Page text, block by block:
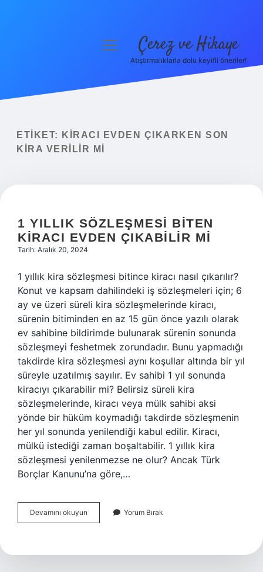
Yasal Uyarı
menüyü Çerez ve Hikaye
Atıştırmalıklarla dolu keyifli öneriler!
ETIKET:
KIRACI EVDEN ÇIKARKEN SON
KIRA VERILIR MI
1 YILLIK SÖZLEŞMESI BITEN
KIRACI EVDEN ÇIKABILIR MI
Tarih: Aralık 20, 2024
1 yıllık kira sözleşmesi bitince kiracı nasıl çıkarılır?
Konut ve kapsam dahilindeki iş sözleşmeleri için; 6
ay ve üzeri süreli kira sözleşmelerinde kiracı,
sürenin bitiminden en az 15 gün önce yazılı olarak
ev sahibine bildirimde bulunarak sürenin sonunda
sözleşmeyi feshetmek zorundadır. Bunu yapmadığı
takdirde kira sözleşmesi aynı koşullar altında bir yıl
süreyle uzatılmış sayılır. Ev sahibi 1 yıl sonunda
kiracıyı çıkarabilir mi? Belirsiz süreli kira
sözleşmelerinde, kiracı veya mülk sahibi aksi
yönde bir hüküm koymadığı takdirde sözleşmenin
her yıl sonunda yenilendiği kabul edilir. Kiracı,
mülkü istediği zaman boşaltabilir. 1 yıllık kira
sözleşmesi yenilenmezse ne olur? Ancak Türk
Borçlar Kanunu’na göre,…
Devamını okuyun
Yıllık
Kiracı
Yorum Bırak